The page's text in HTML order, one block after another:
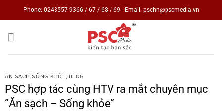
to
Phone: 0243557 9366 / 67 / 68 / 69 - Email: pschn@pscmedia.vn
ĂN SẠCH SỐNG KHỎE, BLOG
PSC hợp tác cùng HTV ra mắt chuyên mục
“Ăn sạch – Sống khỏe”